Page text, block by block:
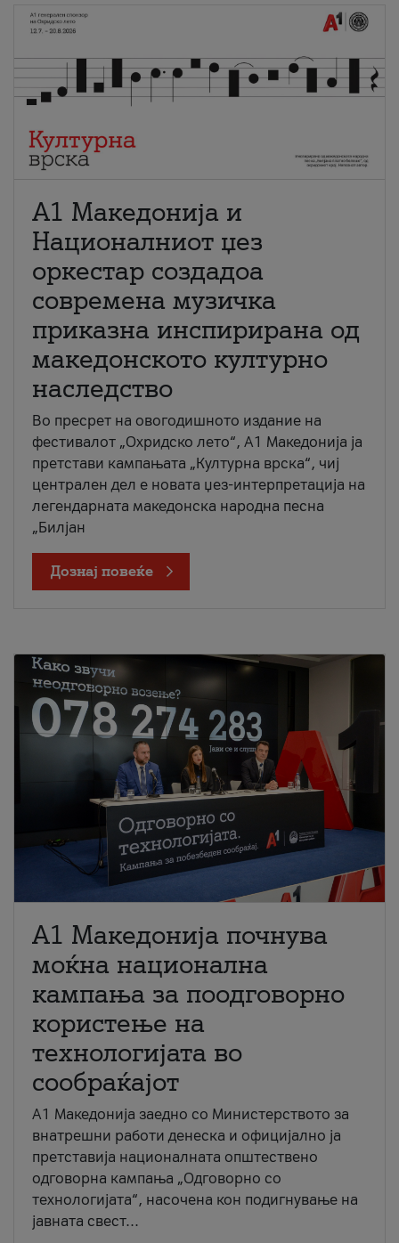
А1 Македонија и
Националниот џез
оркестар создадоа
современа музичка
приказна инспирирана од
македонското културно
наследство
Во пресрет на овогодишното издание на
фестивалот „Охридско лето“, А1 Македонија ја
претстави кампањата „Културна врска“, чиј
централен дел е новата џез-интерпретација на
легендарната македонска народна песна
„Билјан
Дознај повеќе
A1 Македонија почнува
моќна национална
кампања за поодговорно
користење на
технологијата во
сообраќајот
A1 Македонија заедно со Министерството за
внатрешни работи денеска и официјално ја
претставија националната општествено
одговорна кампања „Одговорно со
технологијата“, насочена кон подигнување на
јавната свест...